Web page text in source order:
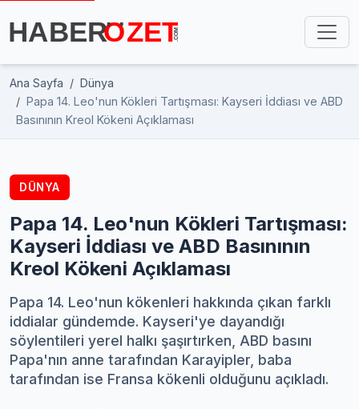
Ana Sayfa
Dünya
Papa 14. Leo'nun Kökleri Tartışması: Kayseri İddiası ve ABD
Basınının Kreol Kökeni Açıklaması
DÜNYA
Papa 14. Leo'nun Kökleri Tartışması:
Kayseri İddiası ve ABD Basınının
Kreol Kökeni Açıklaması
Papa 14. Leo'nun kökenleri hakkında çıkan farklı
iddialar gündemde. Kayseri'ye dayandığı
söylentileri yerel halkı şaşırtırken, ABD basını
Papa'nın anne tarafından Karayipler, baba
tarafından ise Fransa kökenli olduğunu açıkladı.